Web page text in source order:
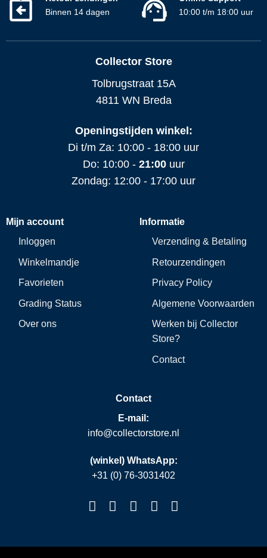
Binnen 14 dagen
10:00 t/m 18:00 uur
Collector Store
Tolbrugstraat 15A
4811 WN Breda
Openingstijden winkel:
Di t/m Za: 10:00 - 18:00 uur
Do: 10:00 - 21:00uur
Zondag: 12:00 - 17:00 uur
Mijn account
Inloggen
Winkelmandje
Favorieten
Grading Status
Over ons
Informatie
Verzending & Betaling
Retourzendingen
Privacy Policy
Algemene Voorwaarden
Werken bij Collector
Store?
Contact
Contact
E-mail:
info@collectorstore.nl
(winkel) WhatsApp:
+31 (0) 76-3031402